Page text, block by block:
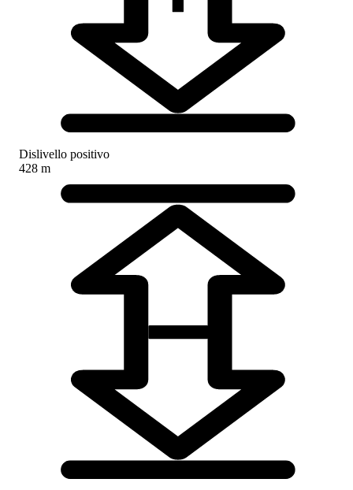
Dislivello positivo
428 m